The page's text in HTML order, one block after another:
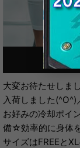
大変お待たせしま
入荷しました(^O^)
お好みの冷却ポイ
備☆効率的に身体
サイズはFREEと